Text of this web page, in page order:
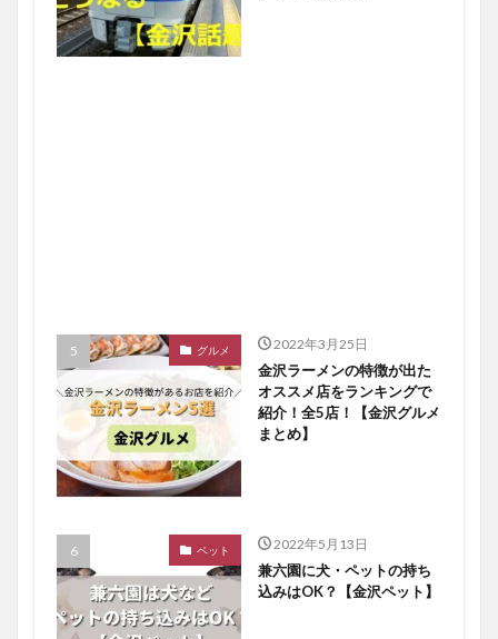
グルメ 2022年3月25日
金沢ラーメンの特徴が出た
オススメ店をランキングで
紹介！全5店！【金沢グルメ
まとめ】
ペット 2022年5月13日
兼六園に犬・ペットの持ち
込みはOK？【金沢ペット】